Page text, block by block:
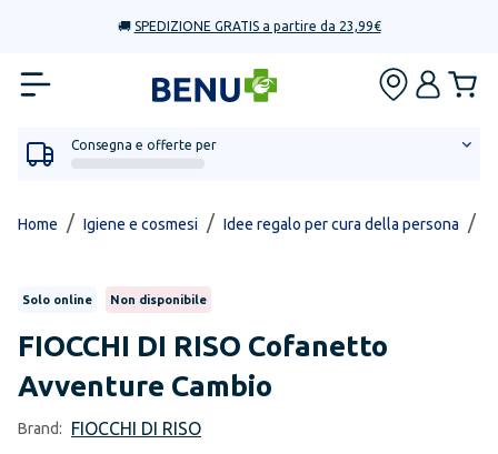
🚚 SPEDIZIONE GRATIS a partire da 23,99€
Consegna e offerte per
Home / Igiene e cosmesi / Idee regalo per cura della persona /
Solo online Non disponibile
FIOCCHI DI RISO Cofanetto
Avventure Cambio
Brand: FIOCCHI DI RISO